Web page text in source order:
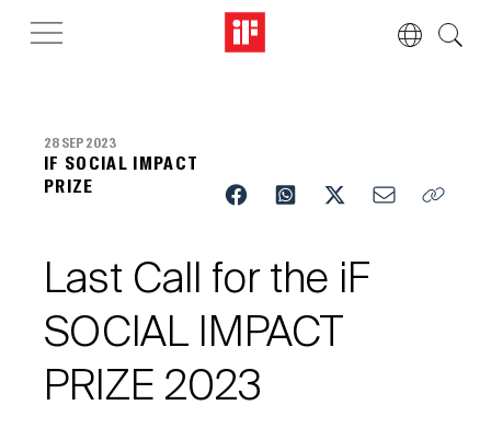
28 SEP 2023
IF SOCIAL IMPACT
PRIZE
Last Call for the iF
SOCIAL IMPACT
PRIZE 2023